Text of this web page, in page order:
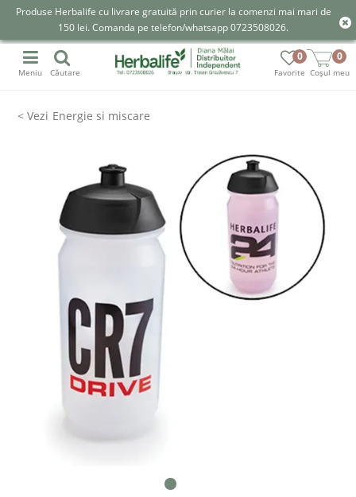
Produse Herbalife cu livrare gratuită prin curier la comenzi mai mari de
150 lei. Comanda pe telefon/whatsapp 0723508026.
Favorite
0
Coșul meu
0
Meniu Căutare
Energie si miscare